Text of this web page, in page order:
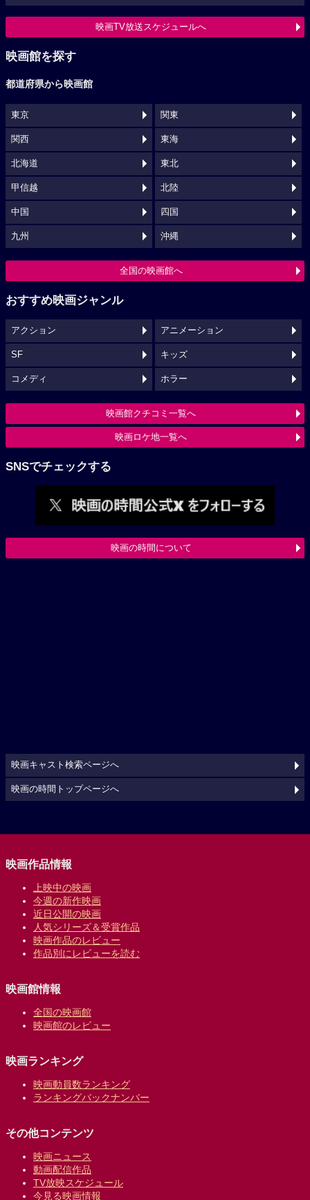
映画TV放送スケジュールへ
映画館を探す
都道府県から映画館
東京 関東
関西 東海
北海道 東北
甲信越 北陸
中国 四国
九州 沖縄
全国の映画館へ
おすすめ映画ジャンル
アクション アニメーション
SF キッズ
コメディ ホラー
映画館クチコミ一覧へ
映画ロケ地一覧へ
SNSでチェックする
映画の時間について
映画キャスト検索ページへ
映画の時間トップページへ
映画作品情報
上映中の映画
今週の新作映画
近日公開の映画
人気シリーズ＆受賞作品
映画作品のレビュー
作品別にレビューを読む
映画館情報
全国の映画館
映画館のレビュー
映画ランキング
映画動員数ランキング
ランキングバックナンバー
その他コンテンツ
映画ニュース
動画配信作品
TV放映スケジュール
今見る映画情報